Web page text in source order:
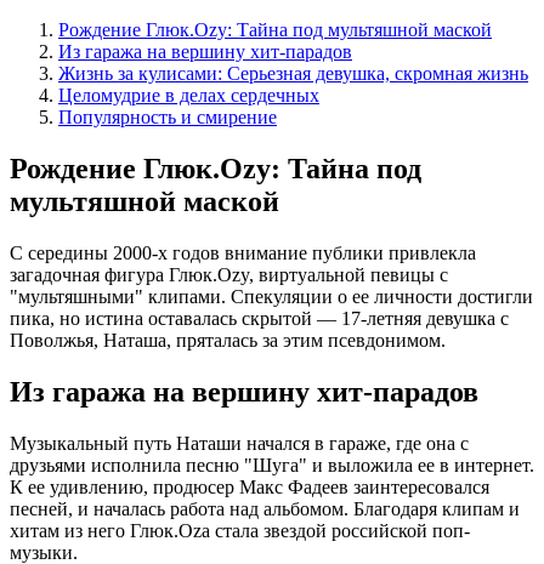
Рождение Глюк.Ozy: Тайна под мультяшной маской
Из гаража на вершину хит-парадов
Жизнь за кулисами: Серьезная девушка, скромная жизнь
Целомудрие в делах сердечных
Популярность и смирение
Рождение Глюк.Ozy: Тайна под
мультяшной маской
С середины 2000-х годов внимание публики привлекла
загадочная фигура Глюк.Ozy, виртуальной певицы с
"мультяшными" клипами. Спекуляции о ее личности достигли
пика, но истина оставалась скрытой — 17-летняя девушка с
Поволжья, Наташа, пряталась за этим псевдонимом.
Из гаража на вершину хит-парадов
Музыкальный путь Наташи начался в гараже, где она с
друзьями исполнила песню "Шуга" и выложила ее в интернет.
К ее удивлению, продюсер Макс Фадеев заинтересовался
песней, и началась работа над альбомом. Благодаря клипам и
хитам из него Глюк.Oza стала звездой российской поп-
музыки.